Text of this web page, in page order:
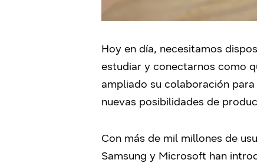
Hoy en día, necesitamos
estudiar y conectarnos como
ampliado su colaboración
nuevas posibilidades de
Con más de mil millones de
Samsung y Microsoft han